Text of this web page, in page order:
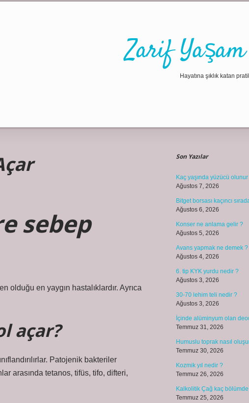
Zarif
Hayatına şıklık katan
sebep
olduğu en yaygın hastalıklardır. Ayrıca
açar?
Patojenik bakteriler
arasında tetanos, tifüs, tifo, difteri,
Son Yazılar
Kaç yaşında yüzücü olunur
Ağustos 7, 2026
Bitget borsası kaçıncı
Ağustos 6, 2026
Konser ne anlama gelir ?
Ağustos 5, 2026
Avans yapmak ne demek ?
Ağustos 4, 2026
6. tip KYK yurdu nedir ?
Ağustos 3, 2026
30-70 lehim teli nedir ?
Ağustos 3, 2026
İçinde alüminyum olan
Temmuz 31, 2026
Humuslu toprak nasıl
Temmuz 30, 2026
Kozmik yıl nedir ?
Temmuz 26, 2026
Kalkolitik Çağ kaç
Temmuz 25, 2026